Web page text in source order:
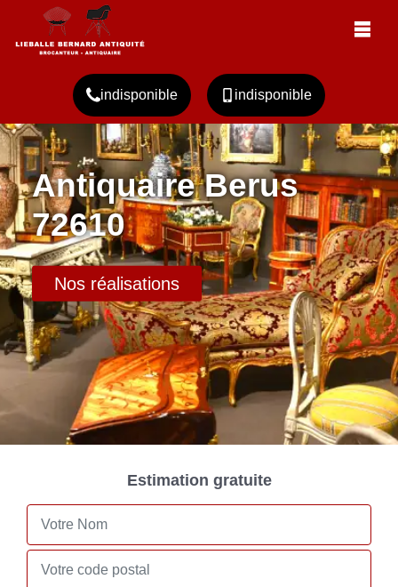
indisponible indisponible
Antiquaire Berus
72610
Nos réalisations
Estimation gratuite